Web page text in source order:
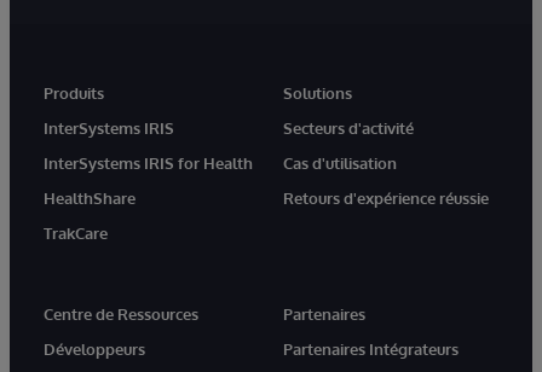
Produits
InterSystems IRIS
InterSystems IRIS for Health
HealthShare
TrakCare
Solutions
Secteurs d'activité
Cas d'utilisation
Retours d'expérience réussie
Centre de Ressources
Développeurs
Partenaires
Partenaires Intégrateurs